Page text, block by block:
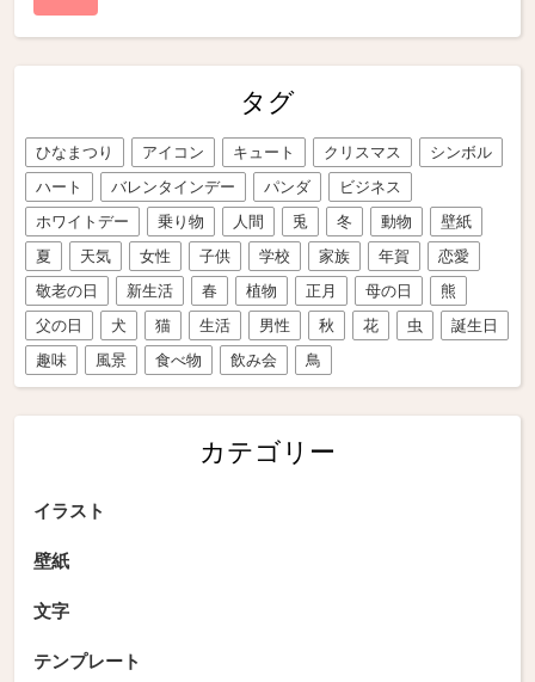
タグ
ひなまつり アイコン キュート クリスマス
シンボル
ハート
バレンタインデー パンダ
ビジネス
ホワイトデー
乗り物 人間 兎 冬 動物
壁紙
夏
天気 女性 子供 学校 家族 年賀
恋愛
敬老の日
新生活 春 植物 正月 母の日
熊
父の日
犬 猫 生活 男性 秋 花 虫
誕生日
趣味
風景 食べ物 飲み会 鳥
カテゴリー
イラスト
壁紙
文字
テンプレート